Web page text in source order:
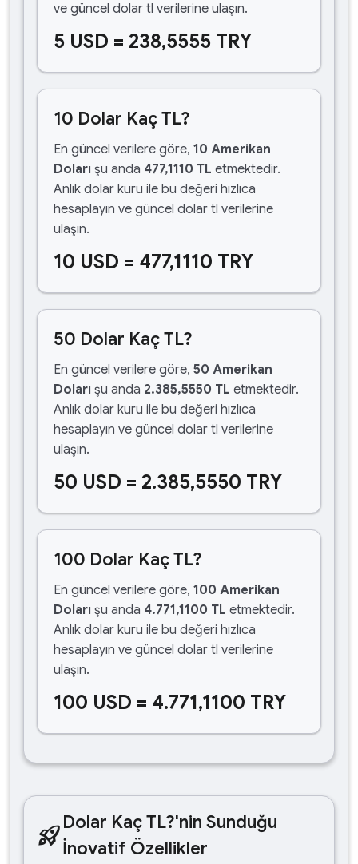
ve güncel dolar tl verilerine ulaşın.
5 USD = 238,5555 TRY
10 Dolar Kaç TL?
En güncel verilere göre, 10 Amerikan
Doları şu anda 477,1110 TL etmektedir.
Anlık dolar kuru ile bu değeri hızlıca
hesaplayın ve güncel dolar tl verilerine
ulaşın.
10 USD = 477,1110 TRY
50 Dolar Kaç TL?
En güncel verilere göre, 50 Amerikan
Doları şu anda 2.385,5550 TL etmektedir.
Anlık dolar kuru ile bu değeri hızlıca
hesaplayın ve güncel dolar tl verilerine
ulaşın.
50 USD = 2.385,5550 TRY
100 Dolar Kaç TL?
En güncel verilere göre, 100 Amerikan
Doları şu anda 4.771,1100 TL etmektedir.
Anlık dolar kuru ile bu değeri hızlıca
hesaplayın ve güncel dolar tl verilerine
ulaşın.
100 USD = 4.771,1100 TRY
rocket_launchDolar Kaç TL?'nin Sunduğu
İnovatif Özellikler